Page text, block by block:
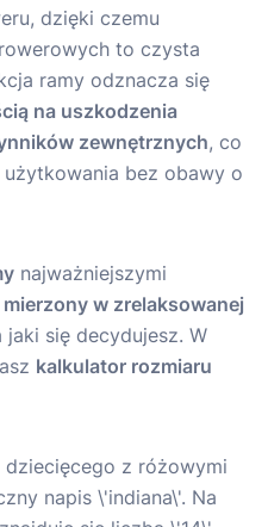
dzięki czemu
to czysta
ramy odznacza się
na uszkodzenia
zewnętrznych, co
użytkowania bez obawy o
najważniejszymi
w zrelaksowanej
jaki się decydujesz. W
kalkulator rozmiaru